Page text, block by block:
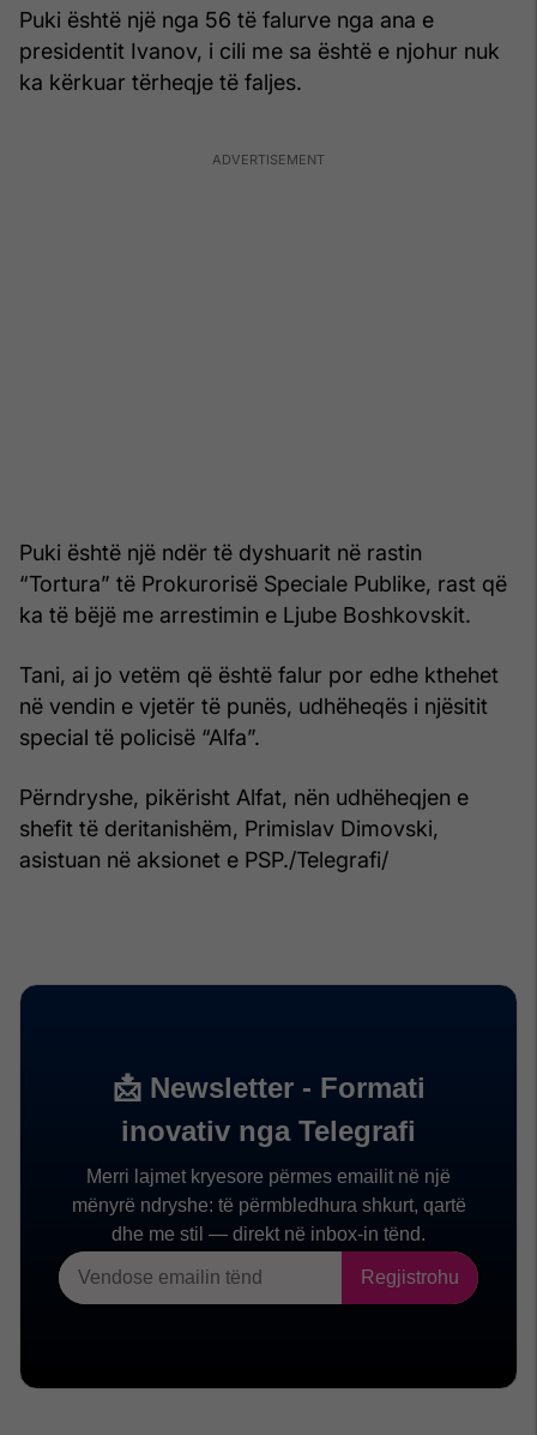
Puki është një nga 56 të falurve nga ana e
presidentit Ivanov, i cili me sa është e njohur nuk
ka kërkuar tërheqje të faljes.
Puki është një ndër të dyshuarit në rastin
“Tortura” të Prokurorisë Speciale Publike, rast që
ka të bëjë me arrestimin e Ljube Boshkovskit.
Tani, ai jo vetëm që është falur por edhe kthehet
në vendin e vjetër të punës, udhëheqës i njësitit
special të policisë “Alfa”.
Përndryshe, pikërisht Alfat, nën udhëheqjen e
shefit të deritanishëm, Primislav Dimovski,
asistuan në aksionet e PSP./Telegrafi/